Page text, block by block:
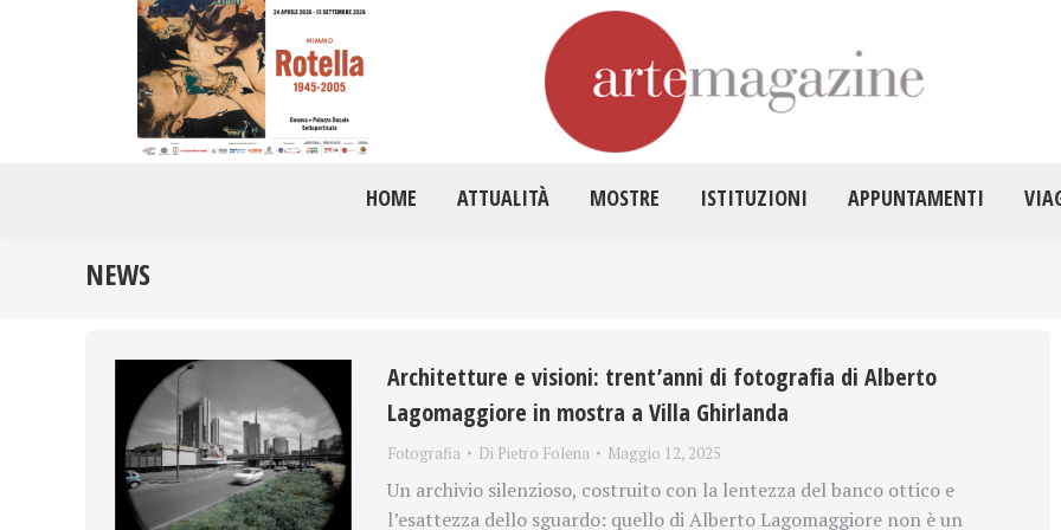
HOME ATTUALITÀ MOSTRE ISTITUZIONI APPUNTAMENTI
NEWS
Architetture e visioni: trent’anni di fotografia di Alberto
Lagomaggiore in mostra a Villa Ghirlanda
Fotografia Di Pietro Folena Maggio 12, 2025
Un archivio silenzioso, costruito con la lentezza del banco ottico e
l’esattezza dello sguardo: quello di Alberto Lagomaggiore non è un
HOME